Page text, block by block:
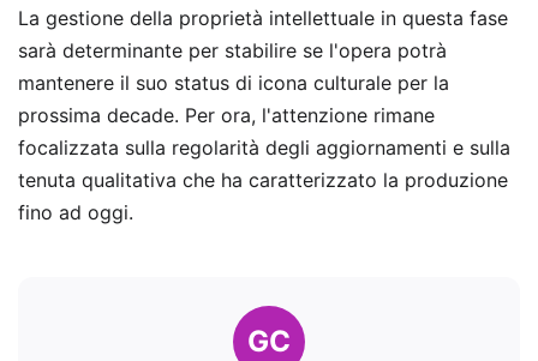
La gestione della proprietà intellettuale in questa fase
sarà determinante per stabilire se l'opera potrà
mantenere il suo status di icona culturale per la
prossima decade. Per ora, l'attenzione rimane
focalizzata sulla regolarità degli aggiornamenti e sulla
tenuta qualitativa che ha caratterizzato la produzione
fino ad oggi.
GC